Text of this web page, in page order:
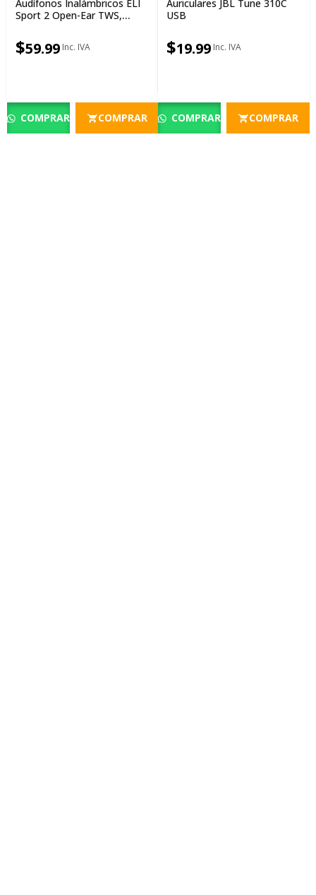
Audífonos Inalámbricos ELI
Sport 2 Open-Ear TWS,
$59.99
COMPRAR COMPRAR
Auriculares JBL Tune 310C
USB
$19.99
COMPRAR COMPRAR